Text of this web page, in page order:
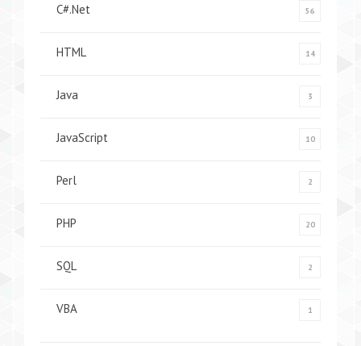
C#.Net 56
HTML 14
Java 3
JavaScript 10
Perl 2
PHP 20
SQL 2
VBA 1